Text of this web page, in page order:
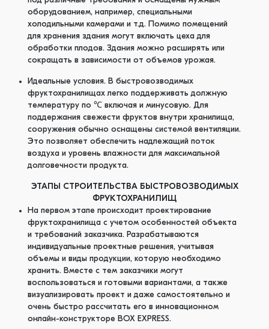
оборудованием, например, специальными
холодильными камерами и т.д. Помимо помещений
для хранения здания могут включать цеха для
обработки плодов. Здания можно расширять или
сокращать в зависимости от объемов урожая.
Идеальные условия. В быстровозводимых
фруктохранилищах легко поддерживать должную
температуру по ℃ включая и минусовую. Для
поддержания свежести фруктов внутри хранилища,
сооружения обычно оснащены системой вентиляции.
Это позволяет обеспечить надлежащий поток
воздуха и уровень влажности для максимальной
долговечности продукта.
ЭТАПЫ СТРОИТЕЛЬСТВА БЫСТРОВОЗВОДИМЫХ
ФРУКТОХРАНИЛИЩ
На первом этапе происходит проектирование
фруктохранилища с учетом особенностей объекта
и требований заказчика. Разрабатываются
индивидуальные проектные решения, учитывая
объемы и виды продукции, которую необходимо
хранить. Вместе с тем заказчики могут
воспользоваться и готовыми вариантами, а также
визуализировать проект и даже самостоятельно и
очень быстро рассчитать его в инновационном
онлайн-конструкторе BOX EXPRESS.